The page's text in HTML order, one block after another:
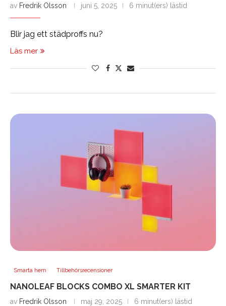
av Fredrik Olsson juni 5, 2025 6 minut(ers) lästid
Blir jag ett städproffs nu?
Läs mer
Smarta hem Tillbehörsrecensioner
NANOLEAF BLOCKS COMBO XL SMARTER KIT
av Fredrik Olsson maj 29, 2025 6 minut(ers) lästid